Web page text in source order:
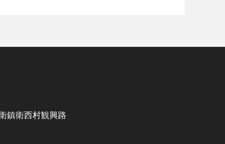
鎮衛西村観興路